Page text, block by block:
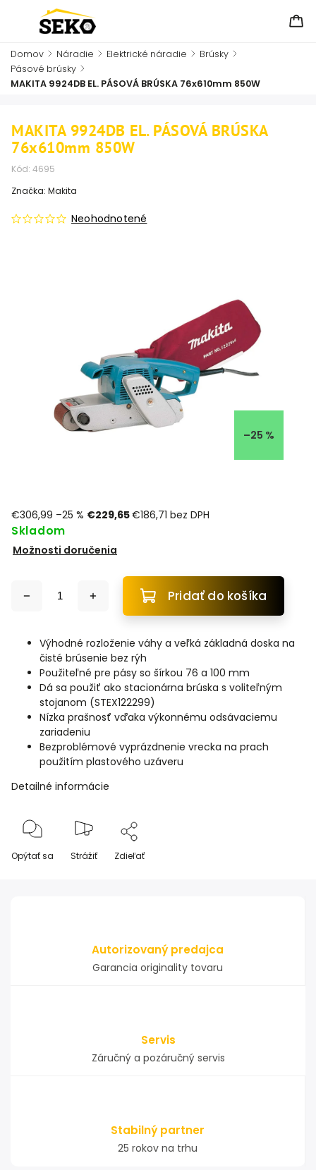
Domov / Náradie / Elektrické náradie / Brúsky /
Pásové brúsky /
MAKITA 9924DB EL. PÁSOVÁ BRÚSKA 76x610mm 850W
MAKITA 9924DB EL. PÁSOVÁ BRÚSKA
76x610mm 850W
Kód: 4695
Neohodnotené
Značka: Makita
–25 %
€306,99 –25 % €229,65€186,71 bez DPH
Skladom
Možnosti doručenia
Pridať do košíka
Výhodné rozloženie váhy a veľká základná doska na
čisté brúsenie bez rýh
Použiteľné pre pásy so šírkou 76 a 100 mm
Dá sa použiť ako stacionárna brúska s voliteľným
stojanom (STEX122299)
Nízka prašnosť vďaka výkonnému odsávaciemu
zariadeniu
Bezproblémové vyprázdnenie vrecka na prach
použitím plastového uzáveru
Detailné informácie
Opýtať sa Strážiť Zdieľať
Autorizovaný predajca
Garancia originality tovaru
Servis
Záručný a pozáručný servis
Stabilný partner
25 rokov na trhu